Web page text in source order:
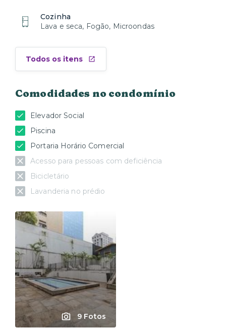
Cozinha
Lava e seca, Fogão, Microondas
Todos os itens
Comodidades no condomínio
Elevador Social
Piscina
Portaria Horário Comercial
Acesso para pessoas com deficiência
Bicicletário
Lavanderia no prédio
9 Fotos